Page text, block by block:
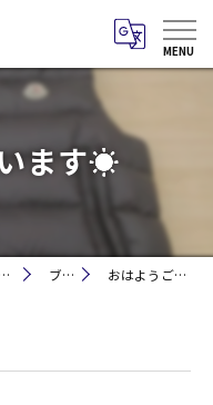
ます☀
愛知県津島市蛭間町周辺のお買取りなら買取大吉 ヤマナカ神守店 ブログ おはようございます☀